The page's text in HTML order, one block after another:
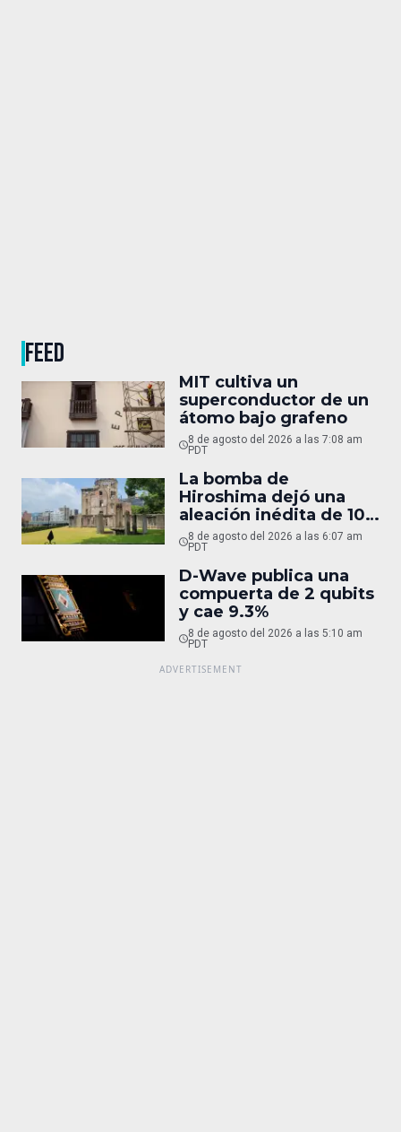
FEED
MIT cultiva un
superconductor de un
átomo bajo grafeno
8 de agosto del 2026 a las 7:08 am
PDT
La bomba de
Hiroshima dejó una
aleación inédita de 10
micras
8 de agosto del 2026 a las 6:07 am
PDT
D-Wave publica una
compuerta de 2 qubits
y cae 9.3%
8 de agosto del 2026 a las 5:10 am
PDT